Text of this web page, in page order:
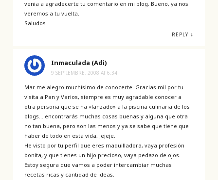
venia a agradecerte tu comentario en mi blog. Bueno, ya nos
veremos a tu vuelta.
Saludos
REPLY ↓
Inmaculada (Adi)
9 SEPTIEMBRE, 2008 AT 6:34
Mar me alegro muchísimo de conocerte. Gracias mil por tu
visita a Pan y Varios, siempre es muy agradable conocer a
otra persona que se ha «lanzado» a la piscina culinaria de los
blogs… encontrarás muchas cosas buenas y alguna que otra
no tan buena, pero son las menos y ya se sabe que tiene que
haber de todo en esta vida, jejeje.
He visto por tu perfil que eres maquilladora, vaya profesión
bonita, y que tienes un hijo precioso, vaya pedazo de ojos.
Estoy segura que vamos a poder intercambiar muchas
recetas ricas y cantidad de ideas.